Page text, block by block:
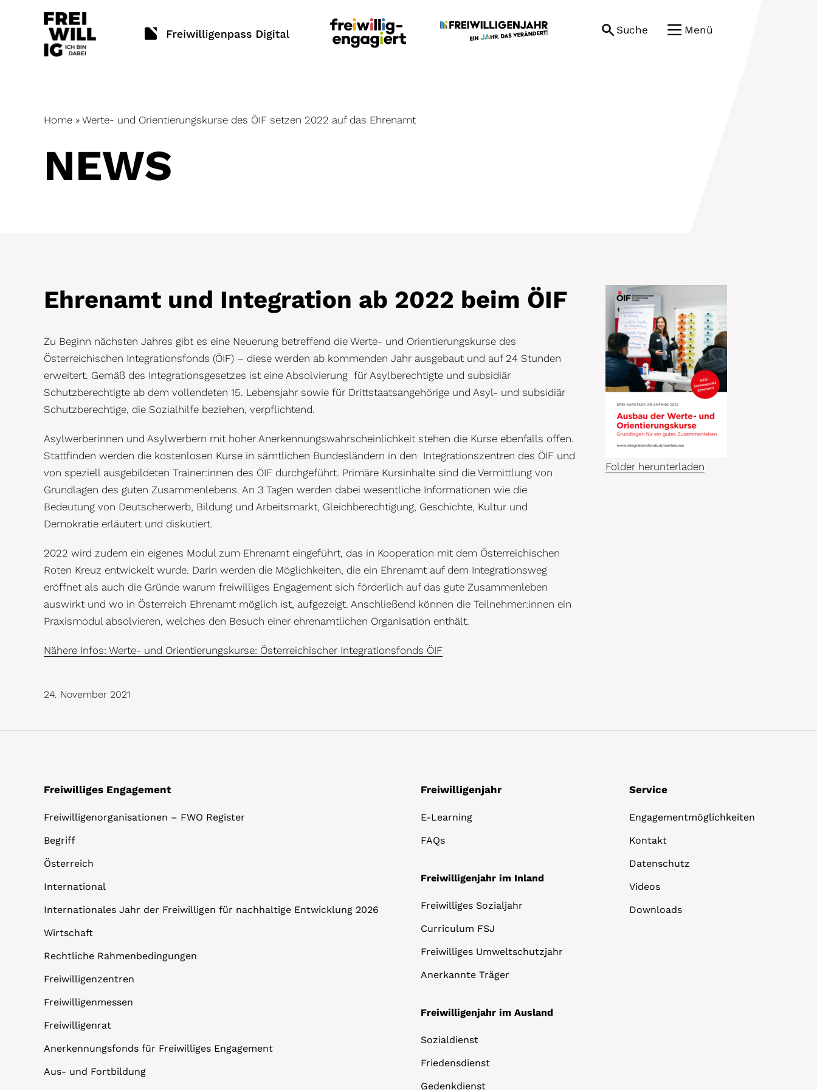
Suche Menü
Home » Werte- und Orientierungskurse des ÖIF setzen 2022 auf das Ehrenamt
NEWS
Ehrenamt und Integration ab 2022 beim ÖIF
Zu Beginn nächsten Jahres gibt es eine Neuerung betreffend die Werte- und Orientierungskurse des
Österreichischen Integrationsfonds (ÖIF) – diese werden ab kommenden Jahr ausgebaut und auf 24 Stunden
erweitert. Gemäß des Integrationsgesetzes ist eine Absolvierung für Asylberechtigte und subsidiär
Schutzberechtigte ab dem vollendeten 15. Lebensjahr sowie für Drittstaatsangehörige und Asyl- und subsidiär
Schutzberechtige, die Sozialhilfe beziehen, verpflichtend.
Asylwerberinnen und Asylwerbern mit hoher Anerkennungswahrscheinlichkeit stehen die Kurse ebenfalls offen.
Stattfinden werden die kostenlosen Kurse in sämtlichen Bundesländern in den Integrationszentren des ÖIF und
von speziell ausgebildeten Trainer:innen des ÖIF durchgeführt. Primäre Kursinhalte sind die Vermittlung von
Grundlagen des guten Zusammenlebens. An 3 Tagen werden dabei wesentliche Informationen wie die
Bedeutung von Deutscherwerb, Bildung und Arbeitsmarkt, Gleichberechtigung, Geschichte, Kultur und
Demokratie erläutert und diskutiert.
2022 wird zudem ein eigenes Modul zum Ehrenamt eingeführt, das in Kooperation mit dem Österreichischen
Roten Kreuz entwickelt wurde. Darin werden die Möglichkeiten, die ein Ehrenamt auf dem Integrationsweg
eröffnet als auch die Gründe warum freiwilliges Engagement sich förderlich auf das gute Zusammenleben
auswirkt und wo in Österreich Ehrenamt möglich ist, aufgezeigt. Anschließend können die Teilnehmer:innen ein
Praxismodul absolvieren, welches den Besuch einer ehrenamtlichen Organisation enthält.
Nähere Infos: Werte- und Orientierungskurse: Österreichischer Integrationsfonds ÖIF
Folder herunterladen
24. November 2021
Freiwilliges Engagement
Freiwilligenorganisationen – FWO Register
Begriff
Österreich
International
Internationales Jahr der Freiwilligen für nachhaltige Entwicklung 2026
Wirtschaft
Rechtliche Rahmenbedingungen
Freiwilligenzentren
Freiwilligenmessen
Freiwilligenrat
Anerkennungsfonds für Freiwilliges Engagement
Aus- und Fortbildung
Freiwilligenjahr
E-Learning
FAQs
Freiwilligenjahr im Inland
Freiwilliges Sozialjahr
Curriculum FSJ
Freiwilliges Umweltschutzjahr
Anerkannte Träger
Freiwilligenjahr im Ausland
Sozialdienst
Friedensdienst
Gedenkdienst
Service
Engagementmöglichkeiten
Kontakt
Datenschutz
Videos
Downloads